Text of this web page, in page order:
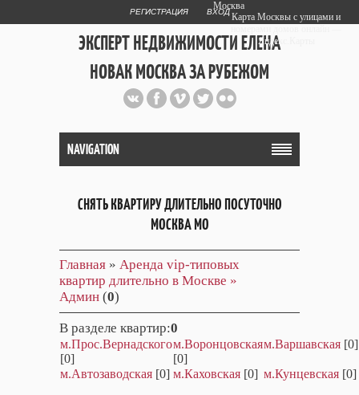
РЕГИСТРАЦИЯ ВХОД
ЭКСПЕРТ НЕДВИЖИМОСТИ ЕЛЕНА
НОВАК МОСКВА ЗА РУБЕЖОМ
Публичный сайт эксперта автора
web дизайнера+7 903 708 1884
NAVIGATION
СНЯТЬ КВАРТИРУ ДЛИТЕЛЬНО ПОСУТОЧНО
МОСКВА МО
Главная » Аренда vip-типовых
квартир длительно в Москве »
Админ (0)
В разделе квартир:0
м.Прос.Вернадского
[0]
м.Воронцовская
[0]
м.Варшавская [0]
м.Автозаводская [0] м.Каховская [0] м.Кунцевская [0]
Москва
Карта Москвы с улицами и
Яндекс.Карты